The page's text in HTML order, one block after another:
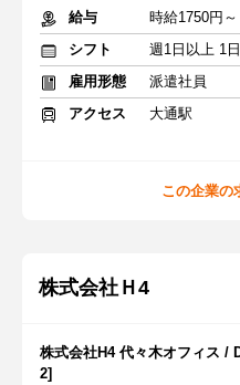
給与
時給1750円
シフト
雇用形態
派遣社員
アクセス
大通駅
この企業の
株式会社Ｈ4
株式会社H4 代々木オフィス /
2]